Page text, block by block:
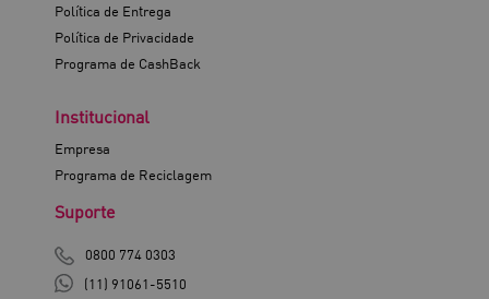
Política de Entrega
Política de Privacidade
Programa de CashBack
Institucional
Empresa
Programa de Reciclagem
Suporte
0800 774 0303
(11) 91061-5510